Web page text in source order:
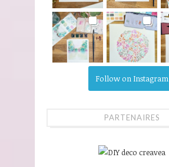
Follow on Instagram
PARTENAIRES